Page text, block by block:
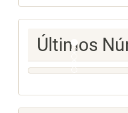
artículo
Ultimos
Numeros
Últimos